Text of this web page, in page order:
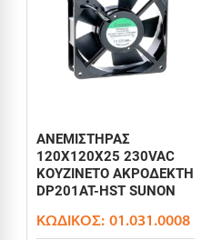
ΑΝΕΜΙΣΤΗΡΑΣ
120X120X25 230VAC
ΚΟΥΖΙΝΕΤΟ ΑΚΡΟΔΕΚΤΗ
DP201AT-HST SUNON
ΚΩΔΙΚΌΣ: 01.031.0008